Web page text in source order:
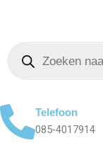
search
Telefoon
085-4017914